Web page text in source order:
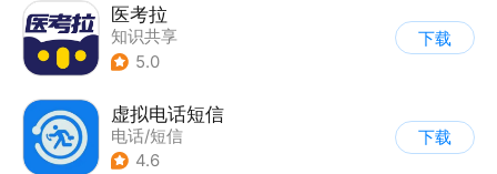
医考拉
知识共享
5.0
下载
虚拟电话短信
电话/短信
4.6
下载